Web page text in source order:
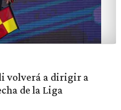
volverá a dirigir a
de la Liga